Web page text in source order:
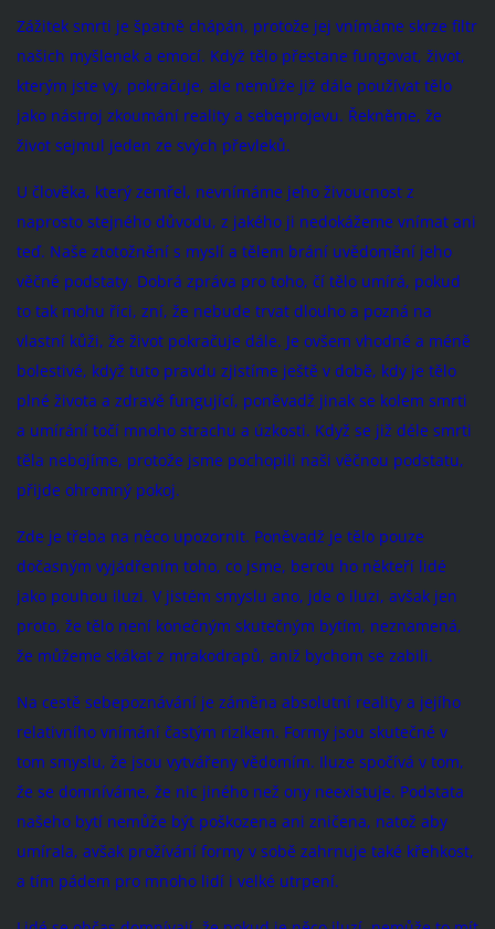
Zážitek smrti je špatně chápán, protože jej vnímáme skrze filtr
našich myšlenek a emocí. Když tělo přestane fungovat, život,
kterým jste vy, pokračuje, ale nemůže již dále používat tělo
jako nástroj zkoumání reality a sebeprojevu. Řekněme, že
život sejmul jeden ze svých převleků.
U člověka, který zemřel, nevnímáme jeho živoucnost z
naprosto stejného důvodu, z jakého ji nedokážeme vnímat ani
teď. Naše ztotožnění s myslí a tělem brání uvědomění jeho
věčné podstaty. Dobrá zpráva pro toho, čí tělo umírá, pokud
to tak mohu říci, zní, že nebude trvat dlouho a pozná na
vlastní kůži, že život pokračuje dále. Je ovšem vhodné a méně
bolestivé, když tuto pravdu zjistíme ještě v době, kdy je tělo
plné života a zdravě fungující, poněvadž jinak se kolem smrti
a umírání točí mnoho strachu a úzkosti. Když se již déle smrti
těla nebojíme, protože jsme pochopili naši věčnou podstatu,
přijde ohromný pokoj.
Zde je třeba na něco upozornit. Poněvadž je tělo pouze
dočasným vyjádřením toho, co jsme, berou ho někteří lidé
jako pouhou iluzi. V jistém smyslu ano, jde o iluzi, avšak jen
proto, že tělo není konečným skutečným bytím, neznamená,
že můžeme skákat z mrakodrapů, aniž bychom se zabili.
Na cestě sebepoznávání je záměna absolutní reality a jejího
relativního vnímání častým rizikem. Formy jsou skutečné v
tom smyslu, že jsou vytvářeny vědomím. Iluze spočívá v tom,
že se domníváme, že nic jiného než ony neexistuje. Podstata
našeho bytí nemůže být poškozena ani zničena, natož aby
umírala, avšak prožívání formy v sobě zahrnuje také křehkost,
a tím pádem pro mnoho lidí i velké utrpení.